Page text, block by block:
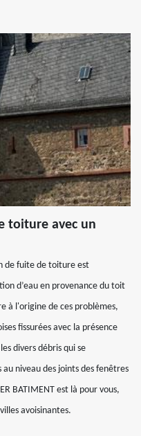
toiture avec un
de fuite de toiture est
d’eau en provenance du toit
à l'origine de ces problèmes,
fissurées avec la présence
divers débris qui se
niveau des joints des fenêtres
BATIMENT est là pour vous,
avoisinantes.